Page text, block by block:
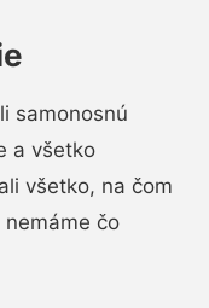
samonosnú
a všetko
všetko, na čom
čo